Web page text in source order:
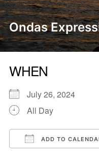
Ondas
WHEN
July 26, 2024
All Day
ADD TO